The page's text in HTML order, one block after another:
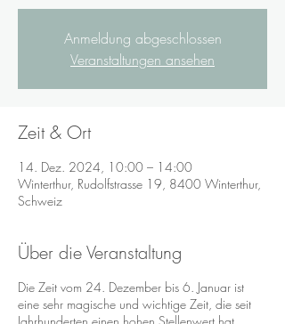
Anmeldung abgeschlossen
Veranstaltungen ansehen
Zeit & Ort
14. Dez. 2024, 10:00 – 14:00
Winterthur, Rudolfstrasse 19, 8400 Winterthur,
Schweiz
Über die Veranstaltung
Die Zeit vom 24. Dezember bis 6. Januar ist
eine sehr magische und wichtige Zeit, die seit